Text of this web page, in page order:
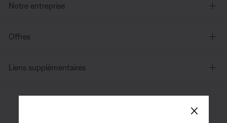
Notre entreprise
Offres
Liens supplémentaires
×